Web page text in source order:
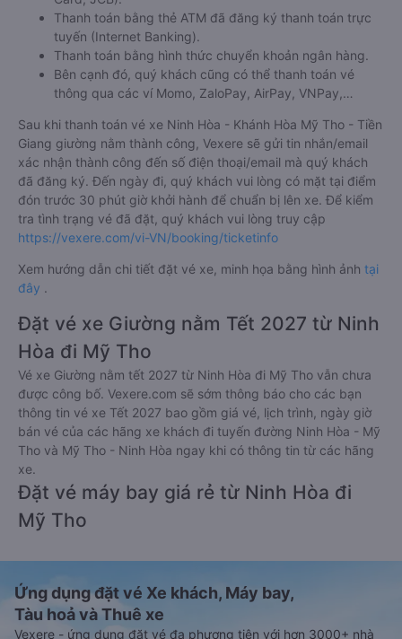
Thanh toán bằng thẻ ATM đã đăng ký thanh toán trực
tuyến (Internet Banking).
Thanh toán bằng hình thức chuyển khoản ngân hàng.
Bên cạnh đó, quý khách cũng có thể thanh toán vé
thông qua các ví Momo, ZaloPay, AirPay, VNPay,…
Sau khi thanh toán vé xe Ninh Hòa - Khánh Hòa Mỹ Tho - Tiền
Giang giường nằm thành công, Vexere sẽ gửi tin nhắn/email
xác nhận thành công đến số điện thoại/email mà quý khách
đã đăng ký. Đến ngày đi, quý khách vui lòng có mặt tại điểm
đón trước 30 phút giờ khởi hành để chuẩn bị lên xe. Để kiểm
tra tình trạng vé đã đặt, quý khách vui lòng truy cập
https://vexere.com/vi-VN/booking/ticketinfo
Xem hướng dẫn chi tiết đặt vé xe, minh họa bằng hình ảnh tại
đây .
Đặt vé xe Giường nằm Tết 2027 từ Ninh
Hòa đi Mỹ Tho
Vé xe Giường nằm tết 2027 từ Ninh Hòa đi Mỹ Tho vẫn chưa
được công bố. Vexere.com sẽ sớm thông báo cho các bạn
thông tin vé xe Tết 2027 bao gồm giá vé, lịch trình, ngày giờ
bán vé của các hãng xe khách đi tuyến đường Ninh Hòa - Mỹ
Tho và Mỹ Tho - Ninh Hòa ngay khi có thông tin từ các hãng
xe.
Đặt vé máy bay giá rẻ từ Ninh Hòa đi
Mỹ Tho
Ứng dụng đặt vé Xe khách, Máy bay,
Tàu hoả và Thuê xe
Vexere - ứng dụng đặt vé đa phương tiện với hơn 3000+ nhà